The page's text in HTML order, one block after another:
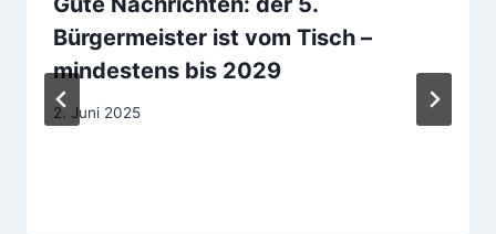
Bürgermeister ist vom Tisch –
mindestens bis 2029
2. Juni 2025